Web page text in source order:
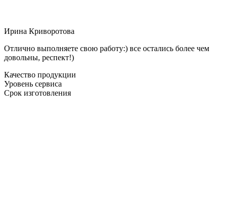
Ирина Криворотова
Отлично выполняете свою работу:) все остались более чем
довольны, респект!)
Качество продукции
Уровень сервиса
Срок изготовления